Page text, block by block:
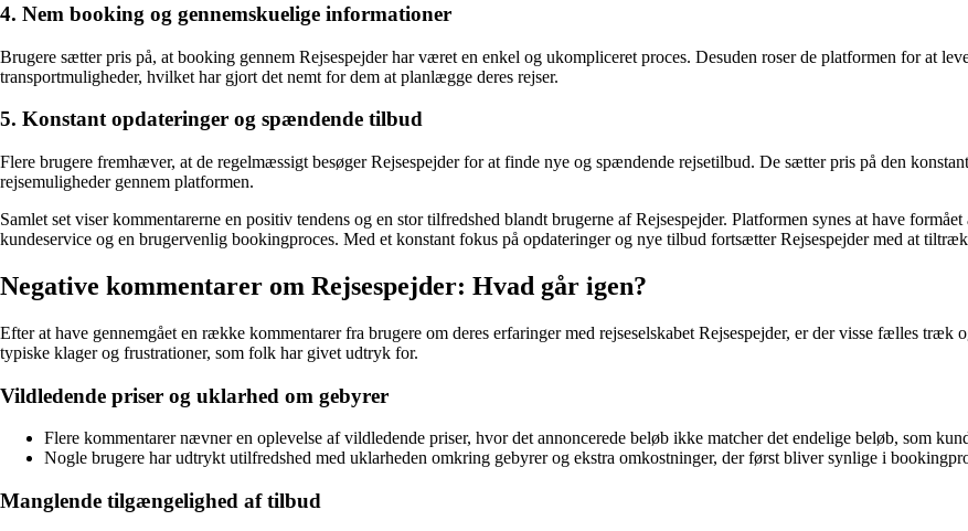
4. Nem booking og gennemskuelige informationer
Brugere sætter pris på, at booking gennem Rejsespejder har været en enkel og ukompliceret proces. Desuden roser de platformen for at
transportmuligheder, hvilket har gjort det nemt for dem at planlægge deres rejser.
5. Konstant opdateringer og spændende tilbud
Flere brugere fremhæver, at de regelmæssigt besøger Rejsespejder for at finde nye og spændende rejsetilbud. De sætter pris på den
rejsemuligheder gennem platformen.
Samlet set viser kommentarerne en positiv tendens og en stor tilfredshed blandt brugerne af Rejsespejder. Platformen synes at have
kundeservice og en brugervenlig bookingproces. Med et konstant fokus på opdateringer og nye tilbud fortsætter Rejsespejder med at
Negative kommentarer om Rejsespejder: Hvad går igen?
Efter at have gennemgået en række kommentarer fra brugere om deres erfaringer med rejseselskabet Rejsespejder, er der visse fælles træk
typiske klager og frustrationer, som folk har givet udtryk for.
Vildledende priser og uklarhed om gebyrer
Flere kommentarer nævner en oplevelse af vildledende priser, hvor det annoncerede beløb ikke matcher det endelige beløb, som
Nogle brugere har udtrykt utilfredshed med uklarheden omkring gebyrer og ekstra omkostninger, der først bliver synlige i
Manglende tilgængelighed af tilbud